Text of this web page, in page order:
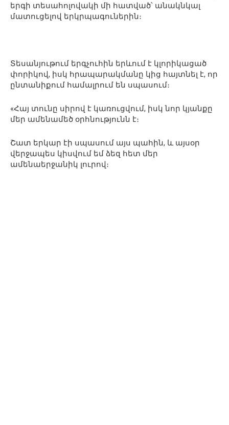
երգի տեսահոլովակի մի հատված՝ անակնկալ
մատուցելով երկրպագուներին։
Տեսանյութում երգչուհին երևում է կլորիկացած
փորիկով, իսկ հրապարակմանը կից հայտնել է, որ
ընտանիքում համալրում են սպասում։
«Հայ տունը սիրով է կառուցվում, իսկ նոր կյանքը
մեր ամենամեծ օրհնությունն է։
Շատ երկար էի սպասում այս պահին, և այսօր
վերջապես կիսվում եմ ձեզ հետ մեր
ամենաերջանիկ լուրով։